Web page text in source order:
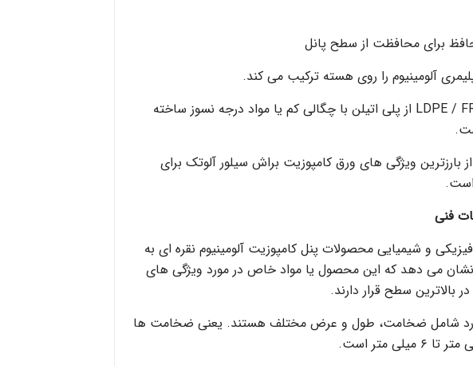
برای محافظت از سطح پانل
آلومینیوم را روی هسته ترکیب می کند.
هسته LDPE / FR از پلی اتیلن با چگالی کم یا مواد درجه نسوز ساخته
این ها از بارزترین ویژگی های ورق کامپوزیت براش سیلور آلوتک‎ برای
فنی
و شیمیایی محصولات پنل کامپوزیت آلومینیوم نقره ای به
می دهد که این محصول یا مواد خاص در مورد ویژگی های
بالاترین سطح قرار دارند.
شامل ضخامت، طول و عرض مختلف هستند. یعنی ضخامت ها